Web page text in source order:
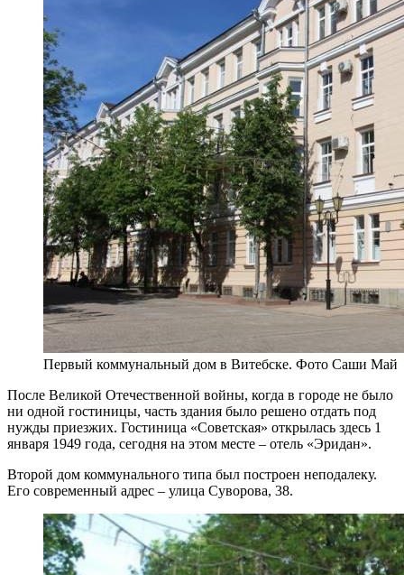
Первый коммунальный дом в Витебске. Фото Саши Май
После Великой Отечественной войны, когда в городе не было
ни одной гостиницы, часть здания было решено отдать под
нужды приезжих. Гостиница «Советская» открылась здесь 1
января 1949 года, сегодня на этом месте – отель «Эридан».
Второй дом коммунального типа был построен неподалеку.
Его современный адрес – улица Суворова, 38.